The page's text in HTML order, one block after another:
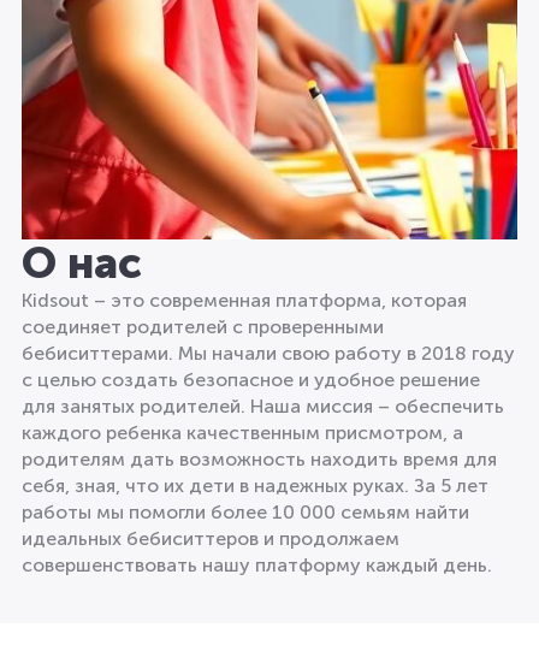
О нас
Kidsout – это современная платформа, которая
соединяет родителей с проверенными
бебиситтерами. Мы начали свою работу в 2018 году
с целью создать безопасное и удобное решение
для занятых родителей. Наша миссия – обеспечить
каждого ребенка качественным присмотром, а
родителям дать возможность находить время для
себя, зная, что их дети в надежных руках. За 5 лет
работы мы помогли более 10 000 семьям найти
идеальных бебиситтеров и продолжаем
совершенствовать нашу платформу каждый день.